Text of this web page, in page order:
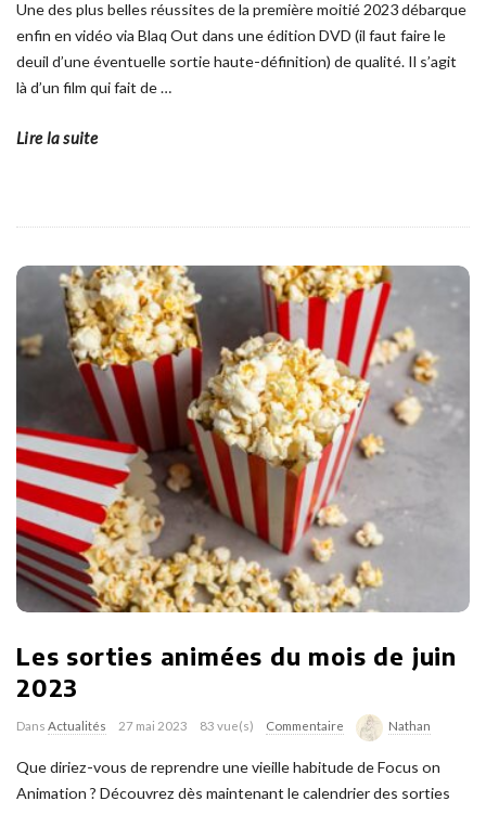
Une des plus belles réussites de la première moitié 2023 débarque
enfin en vidéo via Blaq Out dans une édition DVD (il faut faire le
deuil d’une éventuelle sortie haute-définition) de qualité. Il s’agit
là d’un film qui fait de…
Lire la suite
Les sorties animées du mois de juin
2023
Dans Actualités 27 mai 2023 83 vue(s) Commentaire Nathan
Que diriez-vous de reprendre une vieille habitude de Focus on
Animation ? Découvrez dès maintenant le calendrier des sorties